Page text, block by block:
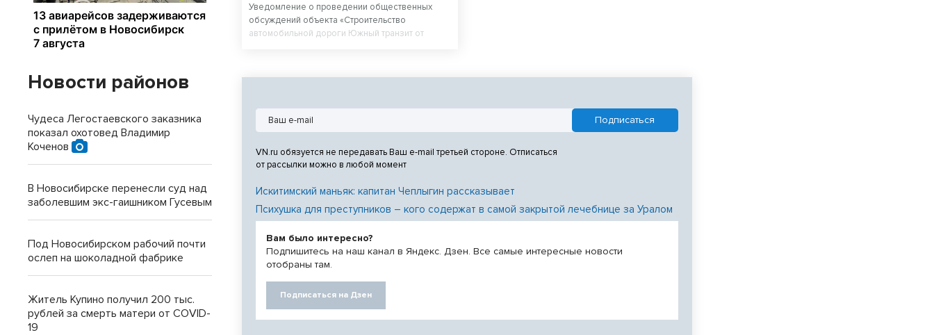
Уведомление о проведении общественных
обсуждений объекта «Строительство
автомобильной дороги Южный транзит от
VN.ru обязуется не передавать Ваш e-mail третьей стороне. Отписаться
от рассылки можно в любой момент
Искитимский маньяк: капитан Чеплыгин рассказывает
Психушка для преступников – кого содержат в самой закрытой лечебнице за Уралом
Вам было интересно?
Подпишитесь на наш канал в Яндекс. Дзен. Все самые интересные новости
отобраны там.
Подписаться на Дзен
Новости районов
Чудеса Легостаевского заказника
показал охотовед Владимир
Коченов
В Новосибирске перенесли суд над
заболевшим экс-гаишником Гусевым
Под Новосибирском рабочий почти
ослеп на шоколадной фабрике
Житель Купино получил 200 тыс.
рублей за смерть матери от COVID-
19